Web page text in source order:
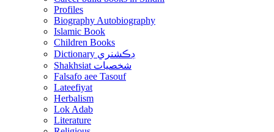
Profiles
Biography Autobiography
Islamic Book
Children Books
Dictionary ڊڪشنري
Shakhsiat شخصيات
Falsafo aee Tasouf
Lateefiyat
Herbalism
Lok Adab
Literature